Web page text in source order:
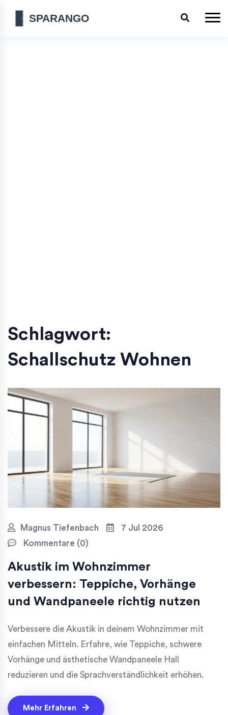
Schlagwort:
Schallschutz Wohnen
Magnus Tiefenbach
7 Jul 2026
Kommentare (0)
Akustik im Wohnzimmer
verbessern: Teppiche, Vorhänge
und Wandpaneele richtig nutzen
Verbessere die Akustik in deinem Wohnzimmer mit
einfachen Mitteln. Erfahre, wie Teppiche, schwere
Vorhänge und ästhetische Wandpaneele Hall
reduzieren und die Sprachverständlichkeit erhöhen.
Mehr Erfahren